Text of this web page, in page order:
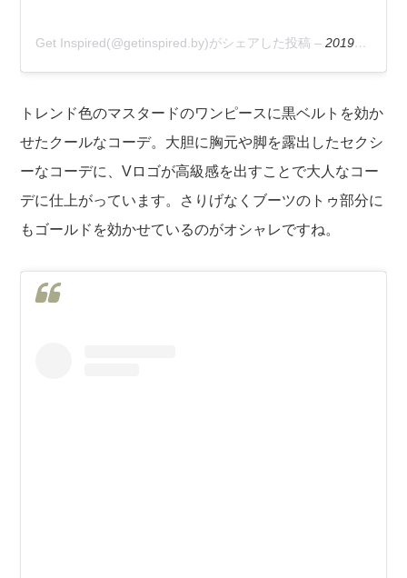
Get Inspired(@getinspired.by)がシェアした投稿 –2019年 9月月30日午後3時25分PDT
トレンド色のマスタードのワンピースに黒ベルトを効か
せたクールなコーデ。大胆に胸元や脚を露出したセクシ
ーなコーデに、Vロゴが高級感を出すことで大人なコー
デに仕上がっています。さりげなくブーツのトゥ部分に
もゴールドを効かせているのがオシャレですね。